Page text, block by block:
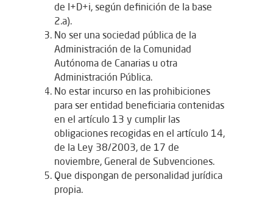
de I+D+i, según definición de la base
2.a).
No ser una sociedad pública de la
Administración de la Comunidad
Autónoma de Canarias u otra
Administración Pública.
No estar incurso en las prohibiciones
para ser entidad beneficiaria contenidas
en el artículo 13 y cumplir las
obligaciones recogidas en el artículo 14,
de la Ley 38/2003, de 17 de
noviembre, General de Subvenciones.
Que dispongan de personalidad jurídica
propia.